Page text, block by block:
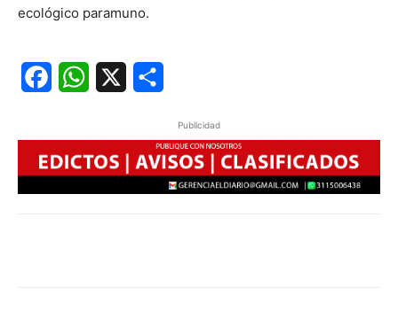
ecológico paramuno.
FacebookWhatsApp
Publicidad